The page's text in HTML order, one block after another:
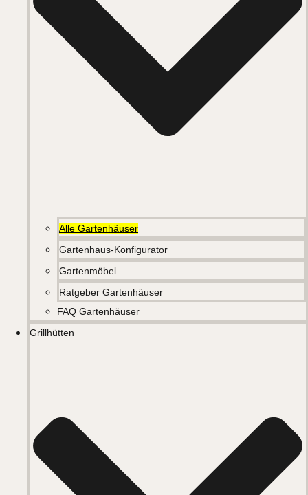
Alle Gartenhäuser
Gartenhaus-Konfigurator
Gartenmöbel
Ratgeber Gartenhäuser
FAQ Gartenhäuser
Grillhütten